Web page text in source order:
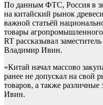
По данным ФТС, Россия в
на китайский рынок
важной статьёй
товары
RT рассказывал
Владимир Ивин.
«Китай начал массово
ранее не допускал на свой
товаров, а также
Ивин.